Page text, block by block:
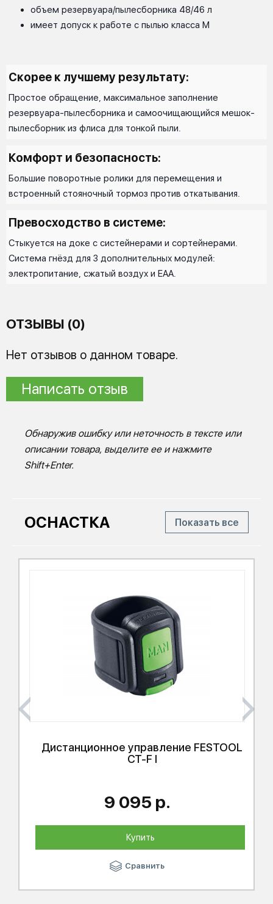
объем резервуара/пылесборника 48/46 л
имеет допуск к работе с пылью класса M
Скорее к лучшему результату:
Простое обращение, максимальное заполнение
резервуара-пылесборника и самоочищающийся мешок-
пылесборник из флиса для тонкой пыли.
Комфорт и безопасность:
Большие поворотные ролики для перемещения и
встроенный стояночный тормоз против откатывания.
Превосходство в системе:
Стыкуется на доке с систейнерами и сортейнерами.
Система гнёзд для 3 дополнительных модулей:
электропитание, сжатый воздух и EAA.
ОТЗЫВЫ (0)
Нет отзывов о данном товаре.
Написать отзыв
Обнаружив ошибку или неточность в тексте или
описании товара, выделите ее и нажмите
Shift+Enter.
ОСНАСТКА Показать все
Дистанционное управление FESTOOL
CT-F I
9 095 р.
Купить
Сравнить